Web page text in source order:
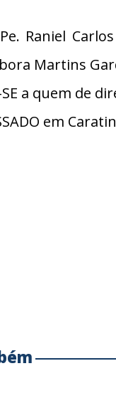
Raniel
Martins
SE a quem de
em